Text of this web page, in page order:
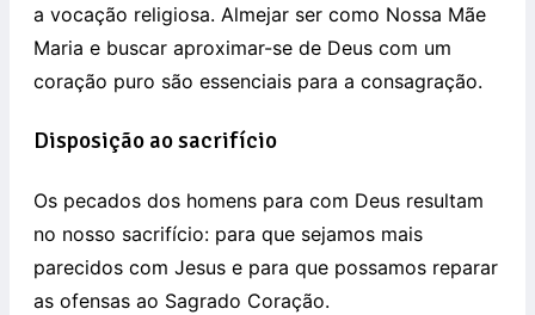
a vocação religiosa. Almejar ser como Nossa Mãe
Maria e buscar aproximar-se de Deus com um
coração puro são essenciais para a consagração.
Disposição ao sacrifício
Os pecados dos homens para com Deus resultam
no nosso sacrifício: para que sejamos mais
parecidos com Jesus e para que possamos reparar
as ofensas ao Sagrado Coração.